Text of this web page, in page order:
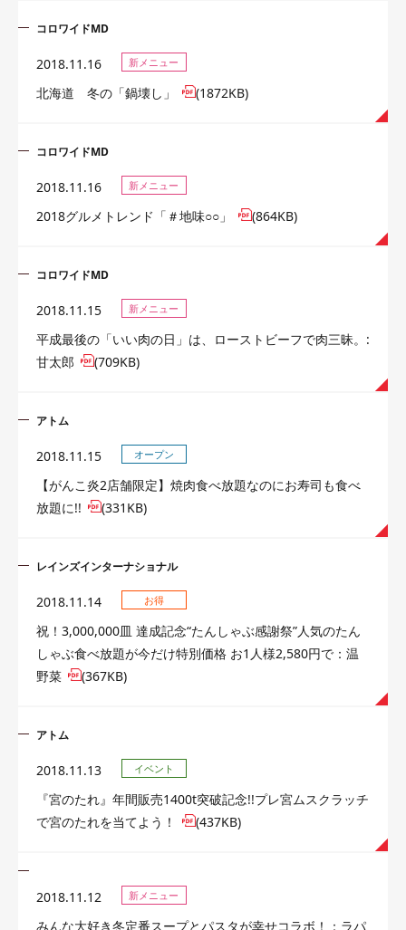
コロワイドMD
2018.11.16 新メニュー
北海道 冬の「鍋壊し」 (1872KB)
コロワイドMD
2018.11.16 新メニュー
2018グルメトレンド「＃地味○○」 (864KB)
コロワイドMD
2018.11.15 新メニュー
平成最後の「いい肉の日」は、ローストビーフで肉三昧。:
甘太郎
(709KB)
アトム
2018.11.15 オープン
【がんこ炎2店舗限定】焼肉食べ放題なのにお寿司も食べ
放題に!!
(331KB)
レインズインターナショナル
2018.11.14 お得
祝！3,000,000皿 達成記念“たんしゃぶ感謝祭”人気のたん
しゃぶ食べ放題が今だけ特別価格 お1人様2,580円で：温
野菜
(367KB)
アトム
2018.11.13 イベント
『宮のたれ』年間販売1400t突破記念!!プレ宮ムスクラッチ
で宮のたれを当てよう！
(437KB)
2018.11.12 新メニュー
みんな大好き冬定番スープとパスタが幸せコラボ！：ラパ